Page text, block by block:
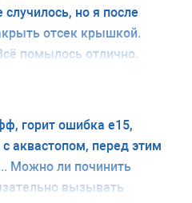
но я после
отсек крышкой.
помылось отлично.
чтобы в дальнейшем
инете всяких умельцев и
у мастера.Заранее
горит ошибка е15,
аквастопом, перед этим
Можно ли починить
вызывать